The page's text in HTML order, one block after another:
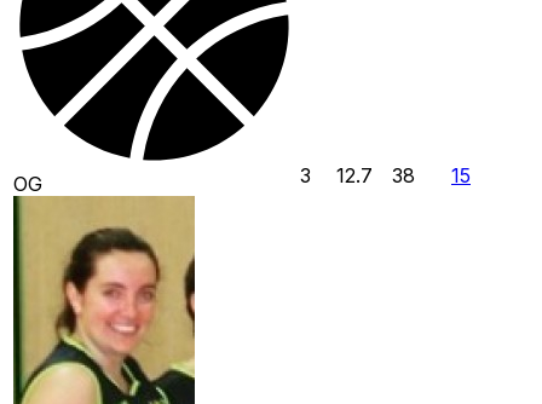
OG 3 12.7 38 15